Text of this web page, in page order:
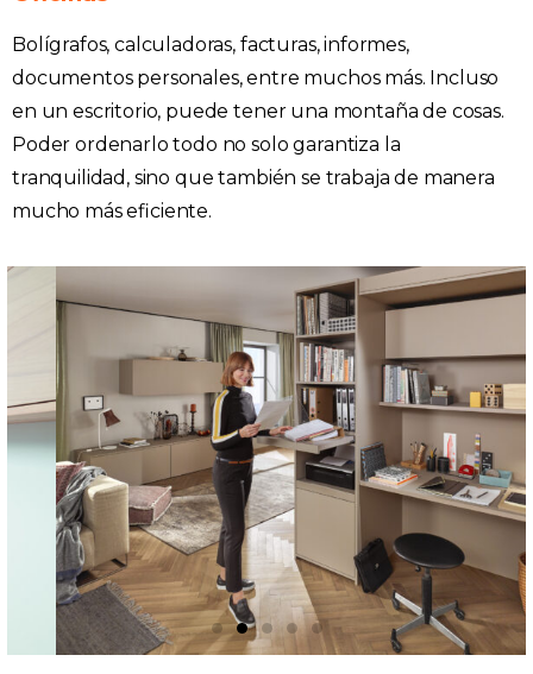
Bolígrafos, calculadoras, facturas, informes,
documentos personales, entre muchos más. Incluso
en un escritorio, puede tener una montaña de cosas.
Poder ordenarlo todo no solo garantiza la
tranquilidad, sino que también se trabaja de manera
mucho más eficiente.